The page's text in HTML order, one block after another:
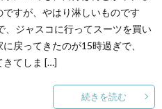
すが、やはり淋しいものです
、ジャスコに行ってスーツを買い
戻ってきたのが15時過ぎで、
きてしま […]
続きを読む